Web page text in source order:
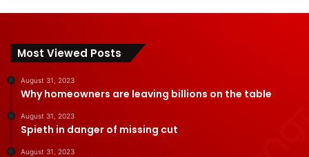
Most Viewed Posts
August 31, 2023
Why homeowners are leaving billions on the table
August 31, 2023
Spieth in danger of missing cut
August 31, 2023